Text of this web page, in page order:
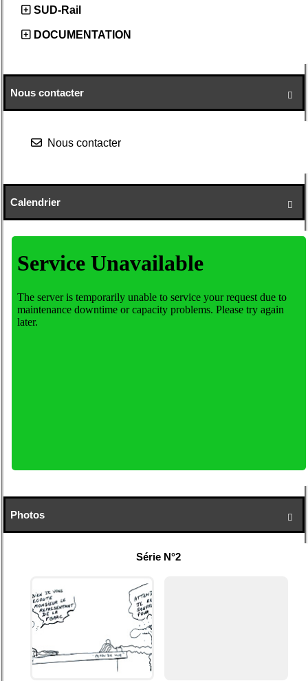
SUD-Rail
DOCUMENTATION

Nous contacter
Nous contacter

Calendrier

Photos
Série N°2